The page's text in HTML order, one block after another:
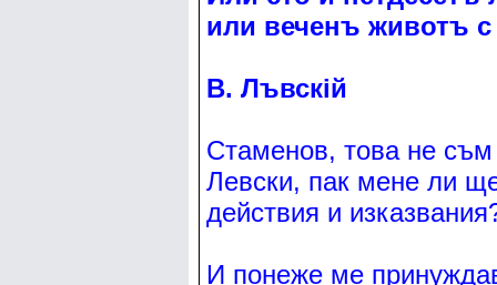
или веченъ животъ
В. Лъвскiй
Стаменов, това не съм
Левски, пак мене ли
действия и
И понеже ме